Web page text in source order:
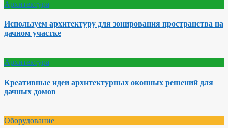
Архитектура
Используем архитектуру для зонирования пространства на
дачном участке
Архитектура
Креативные идеи архитектурных оконных решений для
дачных домов
Оборудование